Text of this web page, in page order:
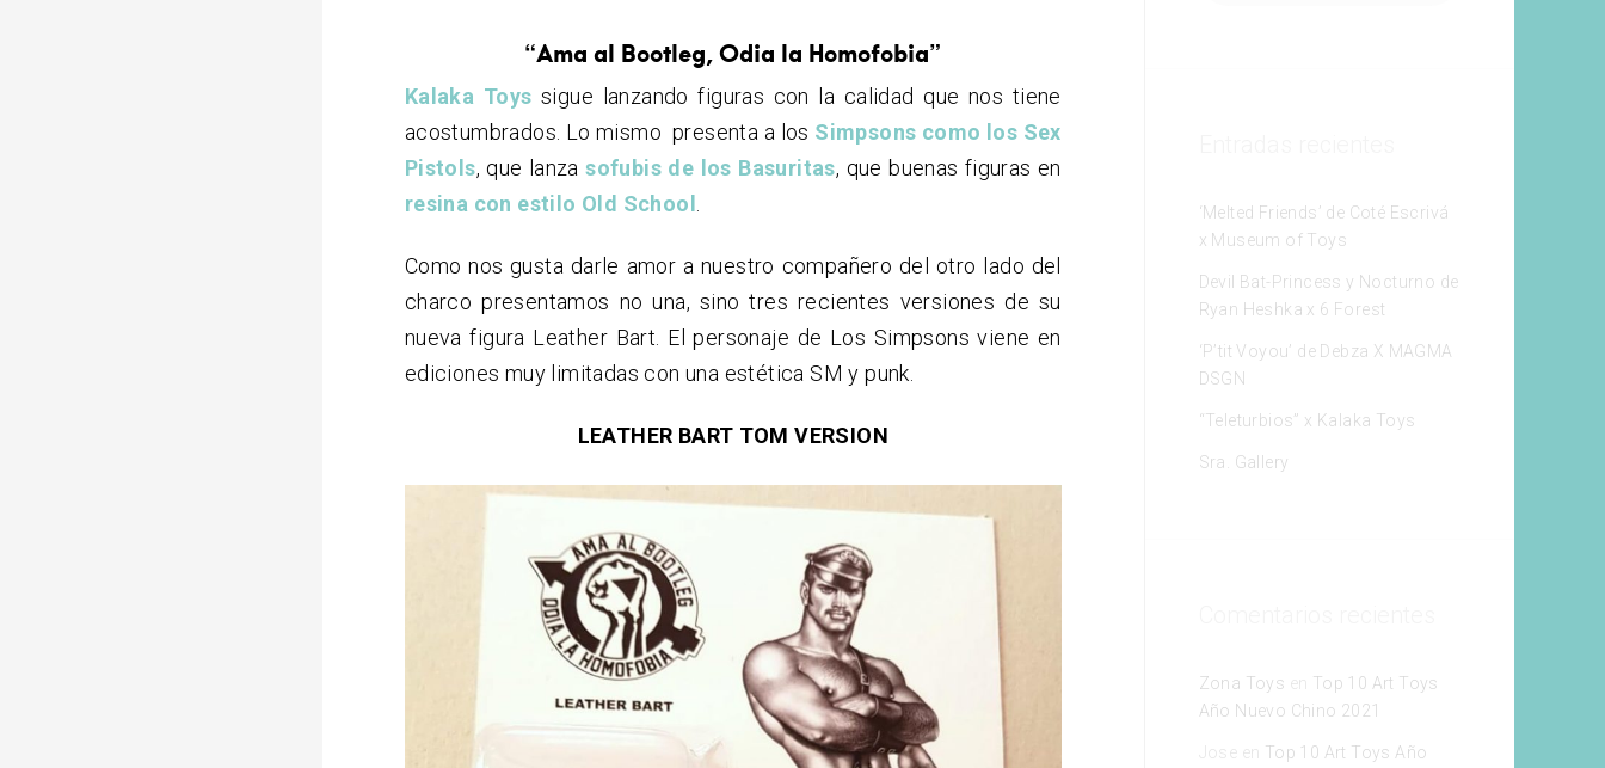
“Ama al Bootleg, Odia la Homofobia”
Kalaka Toys sigue lanzando figuras con la calidad que nos tiene
acostumbrados. Lo mismo presenta a los Simpsons como los Sex
Pistols, que lanzasofubis de los Basuritas, que buenas figuras en
resina con estilo Old School .
Como nos gusta darle amor a nuestro compañero del otro lado del
charco presentamos no una, sino tres recientes versiones de su
nueva figura Leather Bart. El personaje de Los Simpsons viene en
ediciones muy limitadas con una estética SM y punk.
LEATHER BART TOM VERSION
‘Melted Friends’ de Coté Escrivá
x Museum of Toys
Devil Bat-Princess y Nocturno de
Ryan Heshka x 6 Forest
‘P’tit Voyou’ de Debza X MAGMA
DSGN
“Teleturbios” x Kalaka Toys
Sra. Gallery
Zona Toys en Top 10 Art Toys
Año Nuevo Chino 2021
Jose en Top 10 Art Toys Año